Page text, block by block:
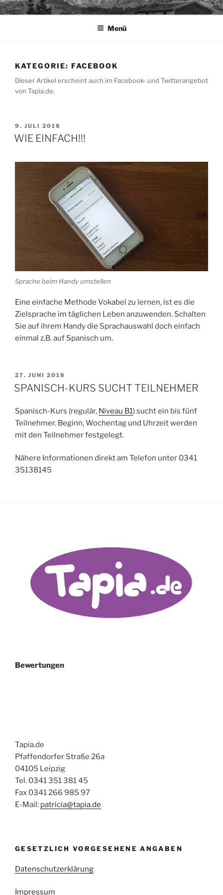
Zum
InhaltTAPIA.DE
Sprachen für das Leben
Menü
KATEGORIE: FACEBOOK
Dieser Artikel erscheint auch im Facebook- und Twitterangebot
von Tapia.de.
VERÖFFENTLICHT
AM
9. JULI 2018
WIE EINFACH!!!
Sprache beim Handy umstellen
Eine einfache Methode Vokabel zu lernen, ist es die
Zielsprache im täglichen Leben anzuwenden. Schalten
Sie auf ihrem Handy die Sprachauswahl doch einfach
einmal z.B. auf Spanisch um.
VERÖFFENTLICHT
AM
27. JUNI 2018
SPANISCH-KURS SUCHT TEILNEHMER
Spanisch-Kurs (regulär, Niveau B1) sucht ein bis fünf
Teilnehmer. Beginn, Wochentag und Uhrzeit werden
mit den Teilnehmer festgelegt.
Nähere Informationen direkt am Telefon unter 0341
35138145
Bewertungen
Tapia.de
Pfaffendorfer Straße 26a
04105 Leipzig
Tel. 0341 351 381 45
Fax 0341 266 985 97
E-Mail: patricia@tapia.de
GESETZLICH VORGESEHENE ANGABEN
Datenschutzerklärung
Impressum